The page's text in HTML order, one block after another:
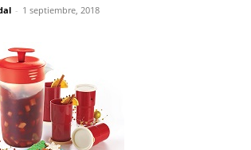
- 1 septiembre, 2018